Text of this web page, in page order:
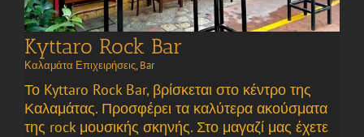
Kyttaro Rock Bar
Καλαμάτα Επιχειρήσεις, Bar
Το Kyttaro Rock Bar, βρίσκεται στο κέντρο της
Καλαμάτας. Προσφέρει τα καλύτερα ακούσματα
της rock μουσικής σκηνής. Στο μαγαζί μας έχετε